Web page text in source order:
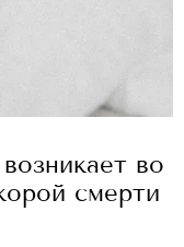
во
смерти